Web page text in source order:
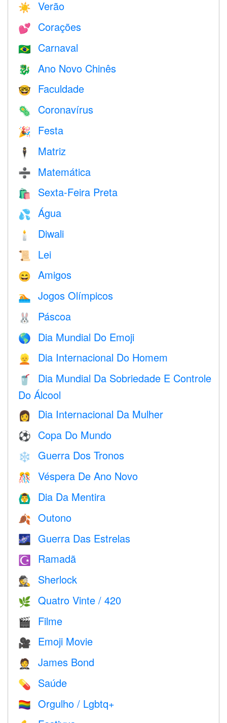
☀️ Verão
💕 Corações
🇧🇷 Carnaval
🐉 Ano Novo Chinês
🤓 Faculdade
🦠 Coronavírus
🎉 Festa
🕴️ Matriz
➗ Matemática
🛍 Sexta-Feira Preta
💦 Água
🕯 Diwali
📜 Lei
😄 Amigos
🏊 Jogos Olímpicos
🐰 Páscoa
🌎 Dia Mundial Do Emoji
👱 Dia Internacional Do Homem
🥤
Dia Mundial Da Sobriedade E Controle
Do Álcool
👩 Dia Internacional Da Mulher
⚽ Copa Do Mundo
❄️ Guerra Dos Tronos
🎊 Véspera De Ano Novo
🙆‍♂️ Dia Da Mentira
🍂 Outono
🌌 Guerra Das Estrelas
☪️ Ramadã
🕵️ Sherlock
🌿 Quatro Vinte / 420
🎬 Filme
🎥 Emoji Movie
🤵 James Bond
💊 Saúde
🏳️‍🌈 Orgulho / Lgbtq+